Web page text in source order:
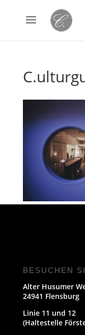
BESUCHEN
Alter Husumer
24941 Flensburg
Linie 11 und 12
(Haltestelle